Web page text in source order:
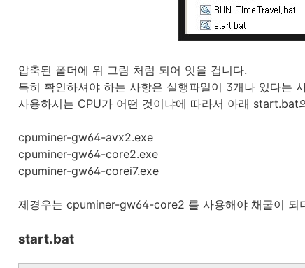
압축된 폴더에 위 그림 처럼 되어 잇을 겁니다.
특히 확인하셔야 하는 사항은 실행파일이 3개나 있다는
사용하시는 CPU가 어떤 것이냐에 따라서 아래 start.bat
cpuminer-gw64-avx2.exe
cpuminer-gw64-core2.exe
cpuminer-gw64-corei7.exe
제경우는 cpuminer-gw64-core2 를 사용해야 채굴이 되
start.bat